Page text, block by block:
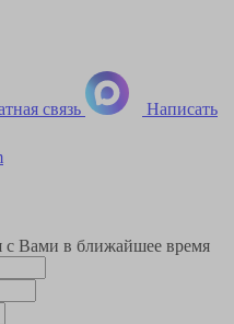
связь Написать
с Вами в ближайшее время